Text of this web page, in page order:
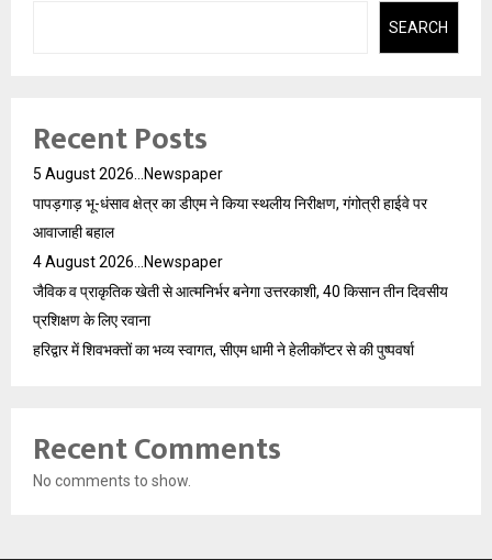
SEARCH
Recent Posts
5 August 2026…Newspaper
पापड़गाड़ भू-धंसाव क्षेत्र का डीएम ने किया स्थलीय निरीक्षण, गंगोत्री हाईवे पर
आवाजाही बहाल
4 August 2026…Newspaper
जैविक व प्राकृतिक खेती से आत्मनिर्भर बनेगा उत्तरकाशी, 40 किसान तीन दिवसीय
प्रशिक्षण के लिए रवाना
हरिद्वार में शिवभक्तों का भव्य स्वागत, सीएम धामी ने हेलीकॉप्टर से की पुष्पवर्षा
Recent Comments
No comments to show.